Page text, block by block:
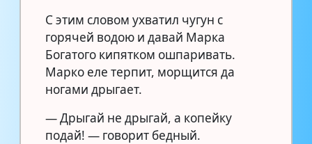
С этим словом ухватил чугун с
горячей водою и давай Марка
Богатого кипятком ошпаривать.
Марко еле терпит, морщится да
ногами дрыгает.
— Дрыгай не дрыгай, а копейку
подай! — говорит бедный.